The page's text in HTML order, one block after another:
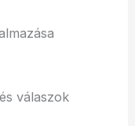
válaszok